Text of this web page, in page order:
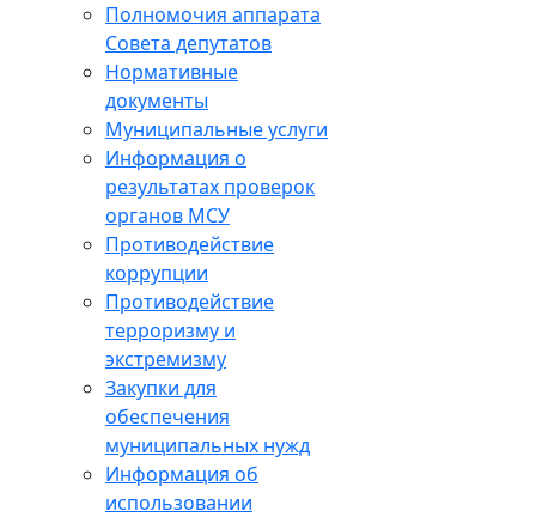
Полномочия аппарата
Совета депутатов
Нормативные
документы
Муниципальные услуги
Информация о
результатах проверок
органов МСУ
Противодействие
коррупции
Противодействие
терроризму и
экстремизму
Закупки для
обеспечения
муниципальных нужд
Информация об
использовании